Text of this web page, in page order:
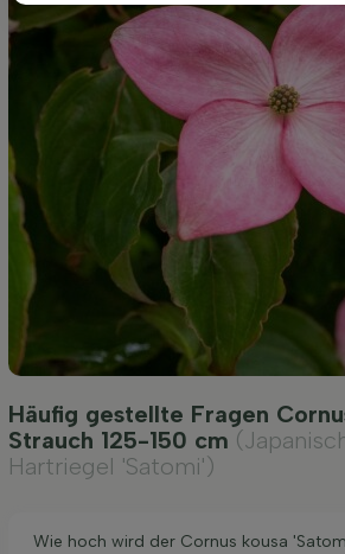
Häufig gestellte Fragen
Strauch 125-150 cm
Hartriegel 'Satomi')
Wie hoch wird der Cornus kousa